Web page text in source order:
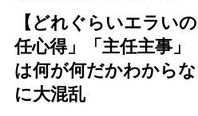
【どれぐらいエラい
任心得」「主任主事
は何が何だかわから
に大混乱